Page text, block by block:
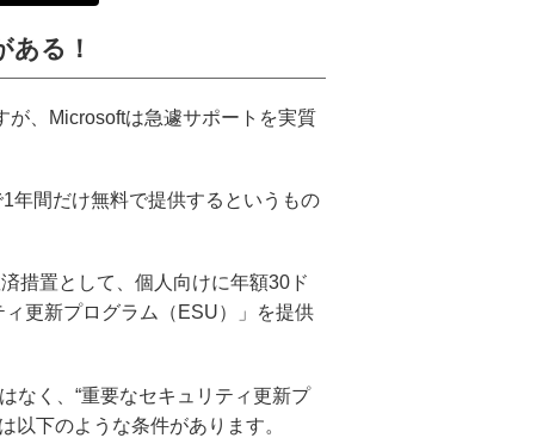
ある！
、Microsoftは急遽サポートを実質
年間だけ無料で提供するというもの
措置として、個人向けに年額30ド
更新プログラム（ESU）」を提供
なく、“重要なセキュリティ更新プ
以下のような条件があります。